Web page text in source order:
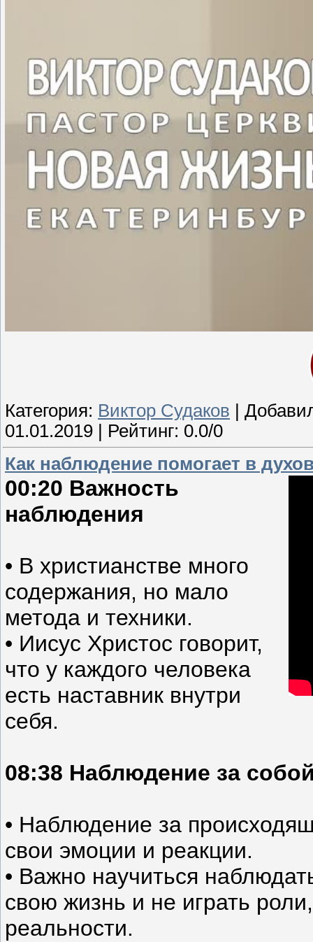
Категория: Виктор Судаков |
01.01.2019 | Рейтинг: 0.0/0
Как наблюдение помогает в
00:20 Важность
наблюдения
• В христианстве много
содержания, но мало
метода и техники.
• Иисус Христос говорит,
что у каждого человека
есть наставник внутри
себя.
08:38 Наблюдение за
• Наблюдение за
свои эмоции и реакции.
• Важно научиться
свою жизнь и не играть
реальности.